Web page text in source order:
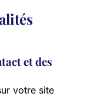
et des
votre site